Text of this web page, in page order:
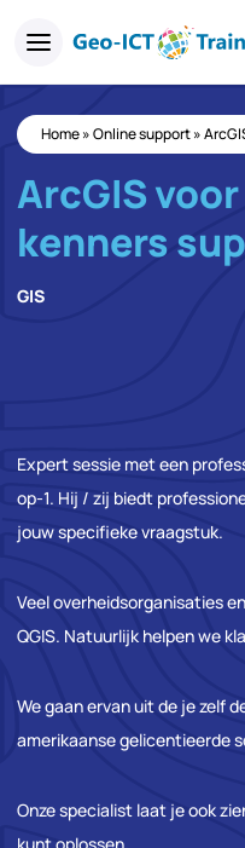
Home»Online support»
ArcGIS
kenners
GIS
Expert sessie met een
op-1. Hij / zij biedt
jouw specifieke vraagstuk.
Veel overheidsorganisaties
QGIS. Natuurlijk helpen we
We gaan ervan uit de je zelf
amerikaanse gelicentieerde
Onze specialist laat je ook